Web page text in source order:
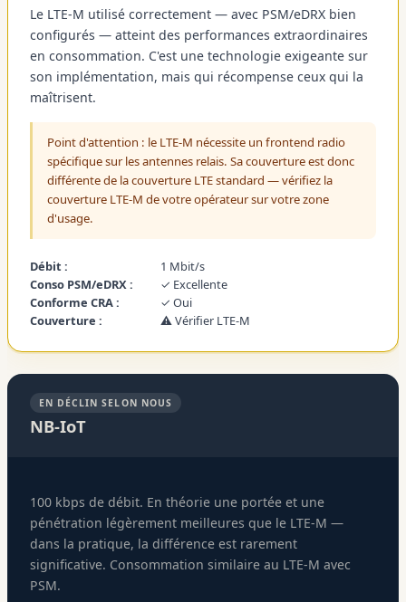
Le LTE-M utilisé correctement — avec PSM/eDRX bien
configurés — atteint des performances extraordinaires
en consommation. C'est une technologie exigeante sur
son implémentation, mais qui récompense ceux qui la
maîtrisent.
Point d'attention : le LTE-M nécessite un frontend radio
spécifique sur les antennes relais. Sa couverture est donc
différente de la couverture LTE standard — vérifiez la
couverture LTE-M de votre opérateur sur votre zone
d'usage.
Débit :
1 Mbit/s
Conso PSM/eDRX :
✓ Excellente
Conforme CRA :
✓ Oui
Couverture :
⚠ Vérifier LTE-M
EN DÉCLIN SELON NOUS
NB-IoT
100 kbps de débit. En théorie une portée et une
pénétration légèrement meilleures que le LTE-M —
dans la pratique, la différence est rarement
significative. Consommation similaire au LTE-M avec
PSM.